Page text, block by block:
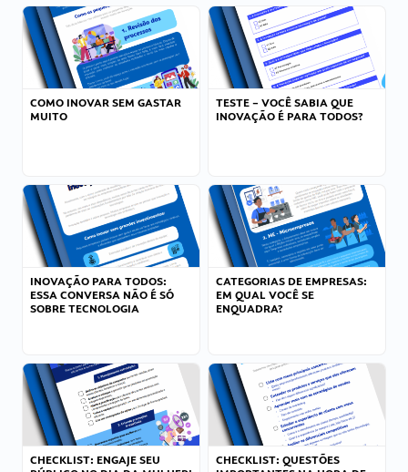
COMO INOVAR SEM GASTAR
MUITO
TESTE – VOCÊ SABIA QUE
INOVAÇÃO É PARA TODOS?
INOVAÇÃO PARA TODOS:
ESSA CONVERSA NÃO É SÓ
SOBRE TECNOLOGIA
CATEGORIAS DE EMPRESAS:
EM QUAL VOCÊ SE
ENQUADRA?
CHECKLIST: ENGAJE SEU
CHECKLIST: QUESTÕES